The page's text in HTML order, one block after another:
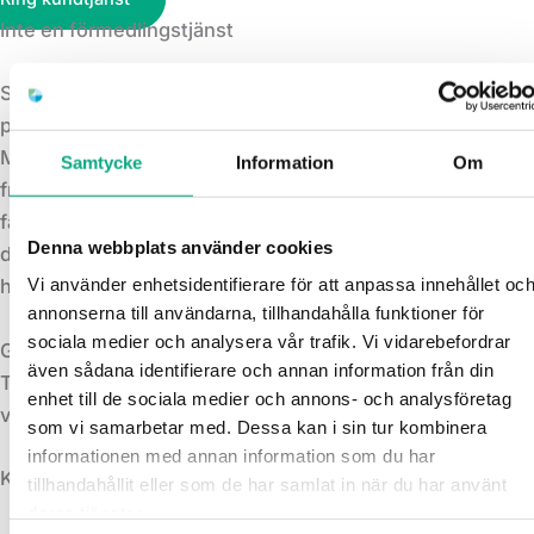
Samtycke Information Om
Denna webbplats använder cookies
Vi använder enhetsidentifierare för att anpassa innehållet och
annonserna till användarna, tillhandahålla funktioner för
sociala medier och analysera vår trafik. Vi vidarebefordrar
även sådana identifierare och annan information från din
enhet till de sociala medier och annons- och analysföretag
som vi samarbetar med. Dessa kan i sin tur kombinera
informationen med annan information som du har
tillhandahållit eller som de har samlat in när du har använt
Inte en förmedlingstjänst
Slamsugning i Bergkvara utan mellanhänder och utan
prispåslag
Molins Spol utför slamsugning utan underleverantörer,
från beställning till tömning. Vi planerar tider med
fastighetsägaren, kör ut med egen slamsugningsbil och
dokumenterar arbetet. Utan mellanled, en kontakt över
hela insatsen.
Grundpris från 1 818 kr per timme inkl. moms.
Tömningsavgift tillkommer alltid och varierar beroende på
vad som transporteras bort.
KONTAKT